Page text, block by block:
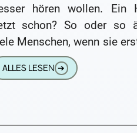
hören wollen. Ein
schon? So oder so
Menschen, wenn sie
konfrontiert
ALLES LESEN ➔